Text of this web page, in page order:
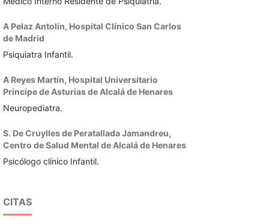
A Pelaz Antolín, Hospital Clínico San Carlos
de Madrid
Psiquiatra Infantil.
A Reyes Martín, Hospital Universitario
Príncipe de Asturias de Alcalá de Henares
Neuropediatra.
S. De Cruylles de Peratallada Jamandreu,
Centro de Salud Mental de Alcalá de Henares
Psicólogo clínico Infantil.
CITAS